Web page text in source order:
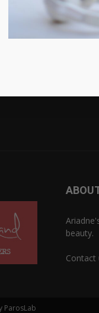
ζωής
να επιλέξω;
beauty.
Contact
ParosLab